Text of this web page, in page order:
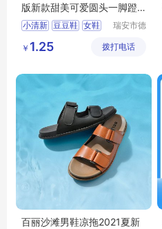
版新款甜美可爱圆头一脚蹬
皮面单鞋女
小清新 豆豆鞋 女鞋
瑞安市德
￥ 1.25 拨打电话
百丽沙滩男鞋凉拖2021夏新